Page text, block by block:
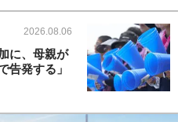
2026.08.06
に、母親が
告発する」